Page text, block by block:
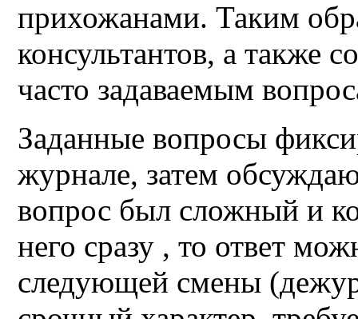
прихожанами. Таким
консультантов, а также
часто задаваемым
Заданные вопросы
журнале, затем
вопрос был сложный и
него сразу , то ответ
следующей смены